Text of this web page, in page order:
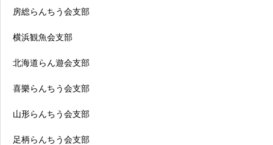
房総らんちう会支部
横浜観魚会支部
北海道らん遊会支部
喜樂らんちう会支部
山形らんちう会支部
足柄らんちう会支部